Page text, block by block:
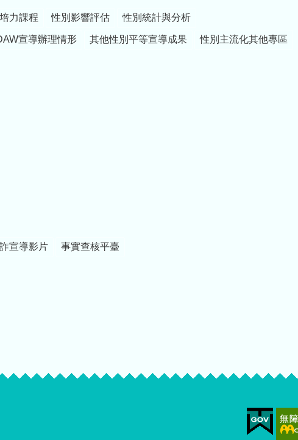
力課程 性別影響評估 性別統計與分析
宣導辦理情形 其他性別平等宣導成果 性別主流化其他專區
宣導影片 事實查核平臺